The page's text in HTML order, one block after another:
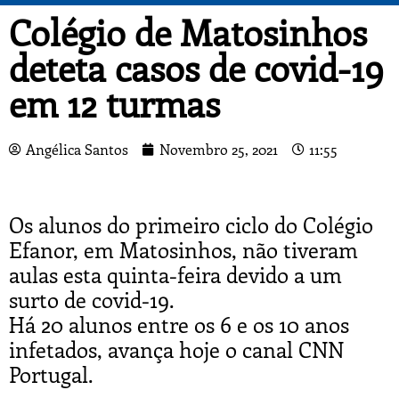
Colégio de Matosinhos
deteta casos de covid-19
em 12 turmas
Angélica Santos Novembro 25, 2021 11:55
Os alunos do primeiro ciclo do Colégio
Efanor, em Matosinhos, não tiveram
aulas esta quinta-feira devido a um
surto de covid-19.
Há 20 alunos entre os 6 e os 10 anos
infetados, avança hoje o canal CNN
Portugal.